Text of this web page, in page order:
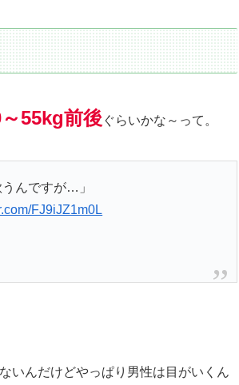
55kg前後ぐらいかな～って。
んですが…」
FJ9iJZ1m0L
いんだけどやっぱり男性は目がいくん